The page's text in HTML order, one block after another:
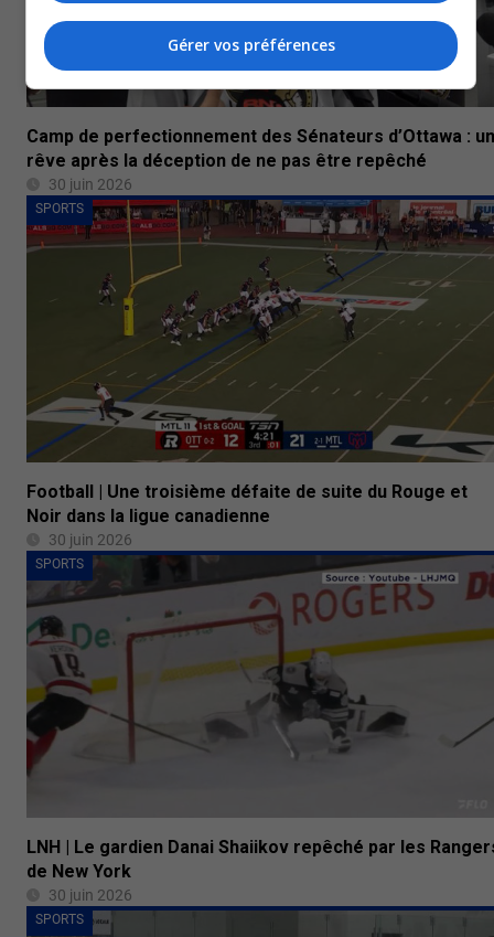
Camp de perfectionnement des Sénateurs d’Ottawa : un
rêve après la déception de ne pas être repêché
30 juin 2026
SPORTS
Football | Une troisième défaite de suite du Rouge et
Noir dans la ligue canadienne
30 juin 2026
SPORTS
LNH | Le gardien Danai Shaiikov repêché par les
de New York
30 juin 2026
SPORTS
Gérer vos préférences